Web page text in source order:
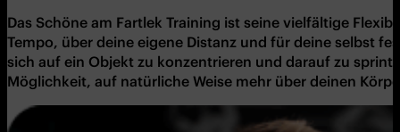
Das Schöne am Fartlek Training ist seine vielfältige
Tempo, über deine eigene Distanz und für deine selbst
sich auf ein Objekt zu konzentrieren und darauf zu
Möglichkeit, auf natürliche Weise mehr über deinen Kö